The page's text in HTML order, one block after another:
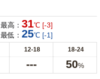
最高： 31℃ [-3]
最低： 25℃ [-1]
12-18 18-24
--- 50%